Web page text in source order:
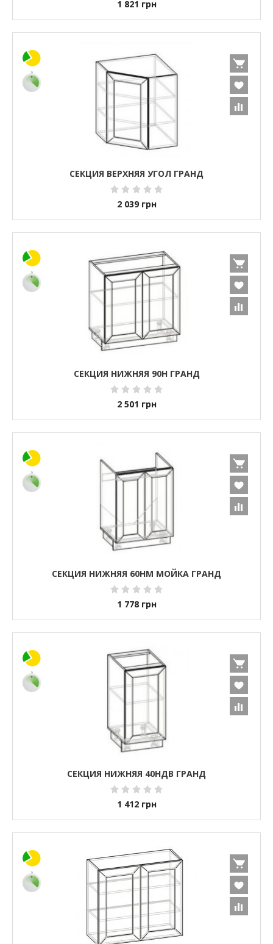
1 821 грн
СЕКЦИЯ ВЕРХНЯЯ УГОЛ ГРАНД
2 039 грн
СЕКЦИЯ НИЖНЯЯ 90Н ГРАНД
2 501 грн
СЕКЦИЯ НИЖНЯЯ 60НМ МОЙКА ГРАНД
1 778 грн
СЕКЦИЯ НИЖНЯЯ 40НДВ ГРАНД
1 412 грн